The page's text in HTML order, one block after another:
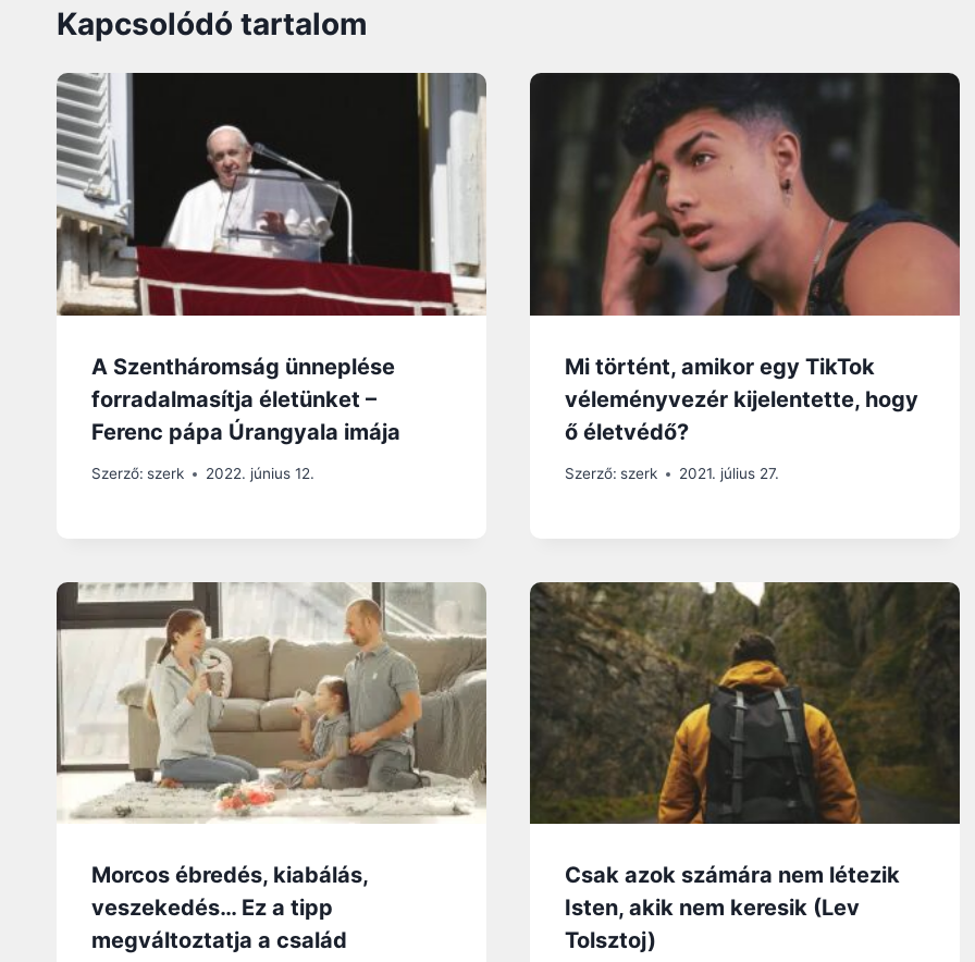
Kapcsolódó tartalom
A Szentháromság ünneplése
forradalmasítja életünket –
Ferenc pápa Úrangyala imája
Szerző: szerk 2022. június 12.
Mi történt, amikor egy TikTok
véleményvezér kijelentette, hogy
ő életvédő?
Szerző: szerk 2021. július 27.
Morcos ébredés, kiabálás,
veszekedés… Ez a tipp
megváltoztatja a család
Csak azok számára nem létezik
Isten, akik nem keresik (Lev
Tolsztoj)